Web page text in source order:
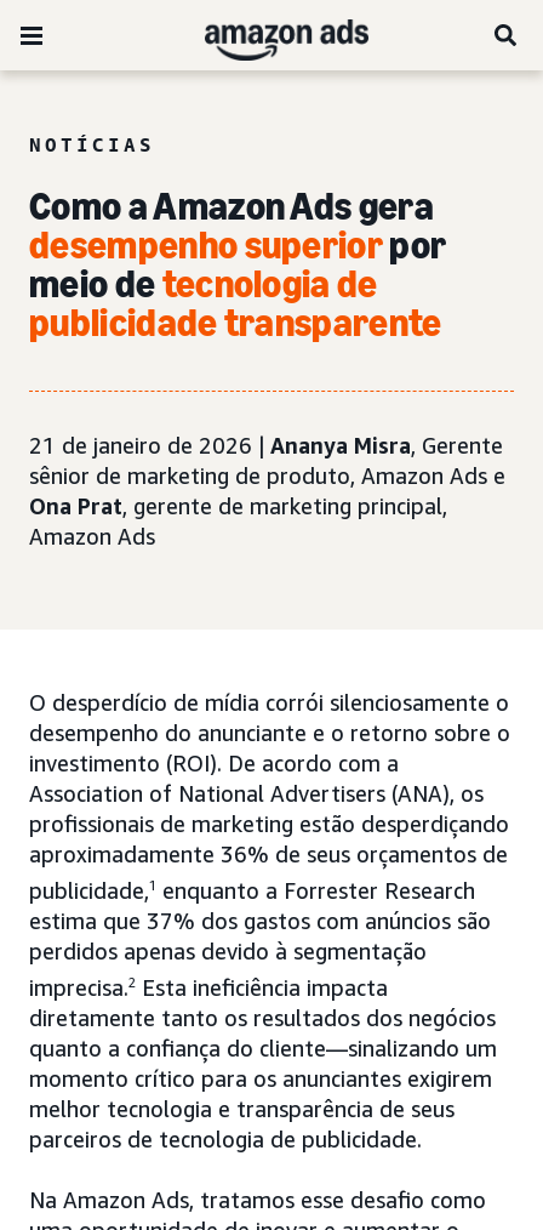
NOTÍCIAS
Como a Amazon Ads gera
desempenho superiorpor
meio detecnologia de
publicidade transparente
21 de janeiro de 2026 | Ananya Misra, Gerente
sênior de marketing de produto, Amazon Ads e
Ona Prat, gerente de marketing principal,
Amazon Ads
O desperdício de mídia corrói silenciosamente o
desempenho do anunciante e o retorno sobre o
investimento (ROI). De acordo com a
Association of National Advertisers (ANA), os
profissionais de marketing estão desperdiçando
aproximadamente 36% de seus orçamentos de
publicidade,1
enquanto a Forrester Research
estima que 37% dos gastos com anúncios são
perdidos apenas devido à segmentação
imprecisa.2
Esta ineficiência impacta
diretamente tanto os resultados dos negócios
quanto a confiança do cliente—sinalizando um
momento crítico para os anunciantes exigirem
melhor tecnologia e transparência de seus
parceiros de tecnologia de publicidade.
Na Amazon Ads, tratamos esse desafio como